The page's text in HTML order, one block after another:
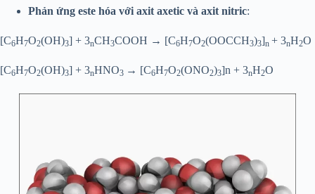
Phản ứng este hóa với axit axetic và axit nitric:
[C6H7O2(OH)3] + 3nCH3COOH → [C6H7O2(OOCCH3)3]n + 3nH2O
[C6H7O2(OH)3] + 3nHNO3 → [C6H7O2(ONO2)3]n + 3nH2O